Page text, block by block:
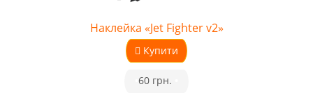
Наклейка «Jet Fighter v2»
Купити
60 грн.